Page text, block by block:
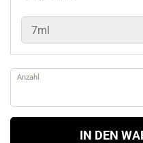
7ml
Anzahl
IN DEN